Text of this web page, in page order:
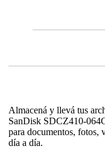
Almacená y llevá tus
SanDisk SDCZ410-
para documentos, fotos,
día a día.